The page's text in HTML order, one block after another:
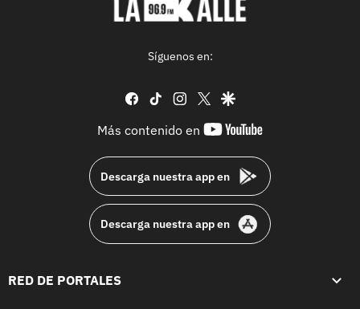
Síguenos en:
facebook
tiktok instagram
twittergoogle
Más contenido en
youtube-
Descarga nuestra app en
Descarga nuestra app en
RED DE PORTALES